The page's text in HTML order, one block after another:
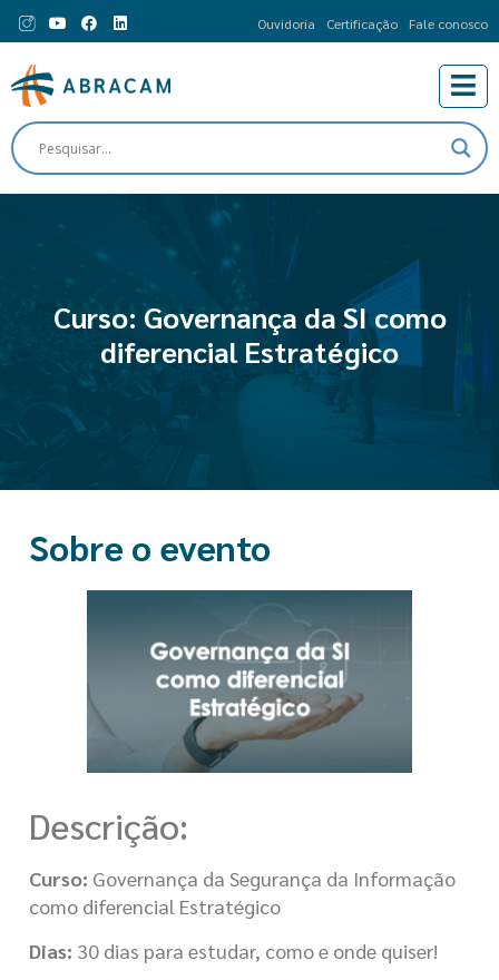
Ouvidoria Certificação Fale conosco
Curso: Governança da SI como
diferencial Estratégico
Sobre o evento
Descrição:
Curso: Governança da Segurança da Informação
como diferencial Estratégico
Dias: 30 dias para estudar, como e onde quiser!